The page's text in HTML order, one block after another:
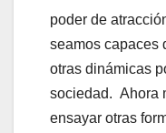
poder de
seamos capaces
otras dinámicas
sociedad. Ahora
ensayar otras